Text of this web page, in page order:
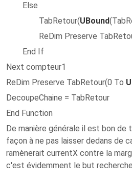
Else
TabRetour(UBound
ReDim Preserve
End If
Next compteur1
ReDim Preserve TabRetour(0 To
DecoupeChaine = TabRetour
End Function
De manière générale il est bon de
façon à ne pas laisser dedans de
ramènerait currentX contre la
c'est évidemment le but